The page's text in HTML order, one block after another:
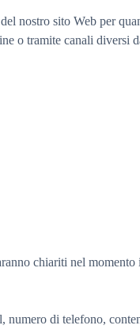
nostro sito Web per
o tramite canali diversi
chiariti nel
di telefono,